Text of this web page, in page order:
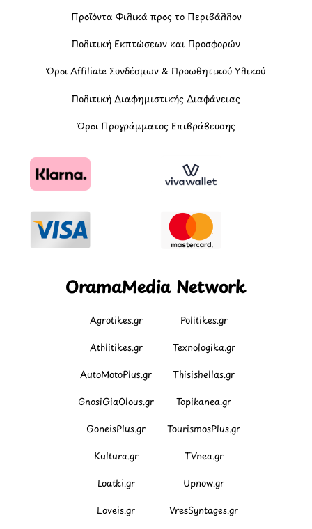
Προϊόντα Φιλικά προς το Περιβάλλον
Πολιτική Εκπτώσεων και Προσφορών
Όροι Affiliate Συνδέσμων & Προωθητικού Υλικού
Πολιτική Διαφημιστικής Διαφάνειας
Όροι Προγράμματος Επιβράβευσης
OramaMedia Network
Agrotikes.gr Politikes.gr
Athlitikes.gr Texnologika.gr
AutoMotoPlus.gr Thisishellas.gr
GnosiGiaOlous.gr Topikanea.gr
GoneisPlus.gr TourismosPlus.gr
Kultura.gr TVnea.gr
Loatki.gr Upnow.gr
Loveis.gr VresSyntages.gr